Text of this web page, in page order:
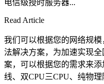
电信级授时服务器...
Read Article
我们可以根据您的网络规
法解决方案，为加速实现
案，可以根据您的需求来
线、双CPU三CPU、纯物